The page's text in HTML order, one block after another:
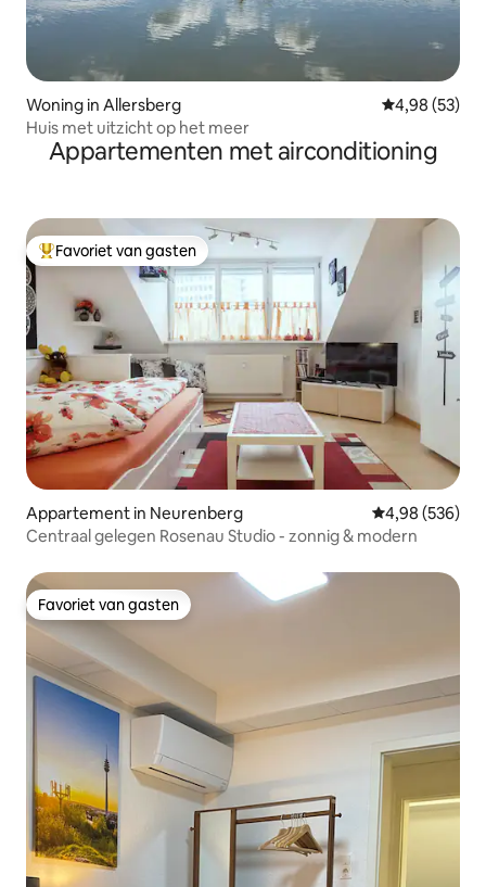
Woning in Allersberg Gemiddelde
4,98 (53)
Huis met uitzicht op het meer
Appartementen met airconditioning
Topfavoriet van gasten
Favoriet van gasten
Appartement in Neurenberg Gemiddelde
4,98 (536)
Centraal gelegen Rosenau Studio - zonnig & modern
Favoriet van gasten
Favoriet van gasten